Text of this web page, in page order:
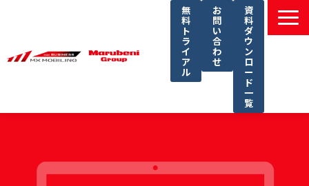
無
料
ト
ラ
イ
ア
ル
お
問
い
合
わ
せ
資
料
ダ
ウ
ン
ロ
ー
ド
一
覧
サービス一覧